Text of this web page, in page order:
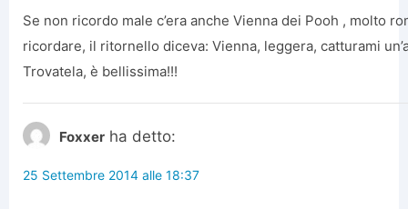
Se non ricordo male c’era anche Vienna dei Pooh , molto
ricordare, il ritornello diceva: Vienna, leggera, catturami
Trovatela, è bellissima!!!
Foxxer ha detto:
25 Settembre 2014 alle 18:37